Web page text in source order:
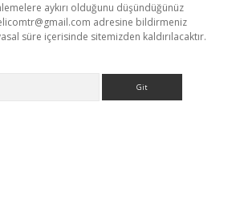
aykırı olduğunu düşündüğünüz
adresine bildirmeniz
süre içerisinde sitemizden kaldırılacaktır.